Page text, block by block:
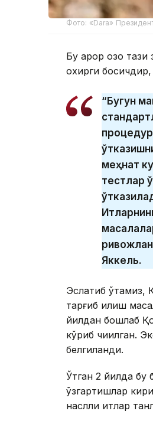
Фото: «Dara»
Бу қарор қозоқ
охирги
“Бугун
меҳнат
тестлар
Яккель.
Эслатиб ўтамиз,
тарғиб қилиш
йилдан бошлаб
кўриб чиқилган.
белгиланди.
Ўтган 2 йилда бу
ўзгартишлар
наслли итлар